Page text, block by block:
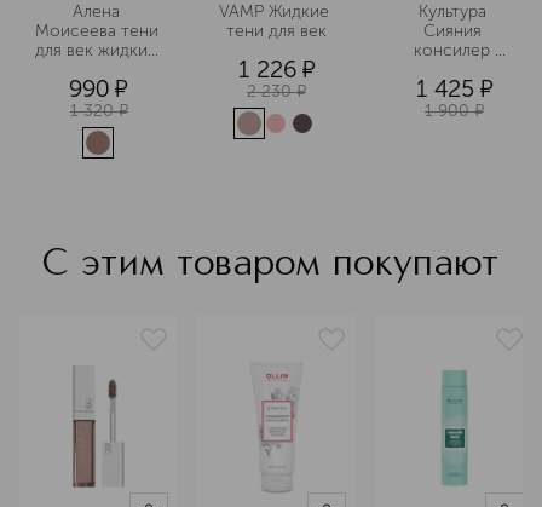
Алена
Моисеева тени
для век жидкие
990 ¤
1 320 ¤
VAMP Жидкие
тени для век
1 226 ¤
2 230 ¤
Культура
Сияния
консилер
1 425 ¤
1 900 ¤
С этим товаром покупают